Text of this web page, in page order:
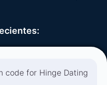
:
code for Hinge Dating